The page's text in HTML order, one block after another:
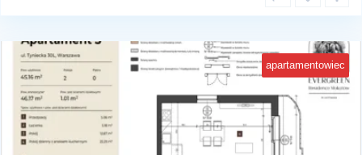
apartamentowiec